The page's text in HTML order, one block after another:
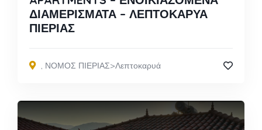
ΔΙΑΜΕΡΙΣΜΑΤΑ – ΛΕΠΤΟΚΑΡΥΑ
ΠΙΕΡΙΑΣ
, ΝΟΜΟΣ ΠΙΕΡΙΑΣ>Λεπτοκαρυά